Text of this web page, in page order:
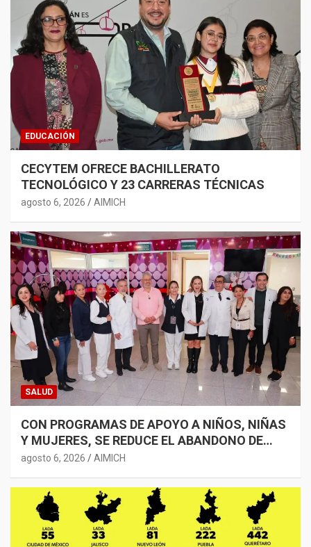
EDUCACIÓN
CECYTEM OFRECE BACHILLERATO
TECNOLÓGICO Y 23 CARRERAS TÉCNICAS
agosto 6, 2026 AIMICH
SALUD
CON PROGRAMAS DE APOYO A NIÑOS, NIÑAS
Y MUJERES, SE REDUCE EL ABANDONO DE
TRATAMIENTOS ONCOLÓGICOS: BEDOLLA
agosto 6, 2026 AIMICH